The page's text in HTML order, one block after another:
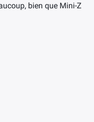
bien que Mini-Z